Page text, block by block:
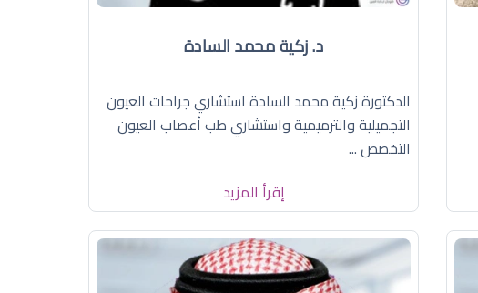
د. زكية محمد السادة
الدكتورة زكية محمد السادة استشاري جراحات العيون
التجميلية والترميمية واستشاري طب أعصاب العيون
التخصص ...
إقرأ المزيد